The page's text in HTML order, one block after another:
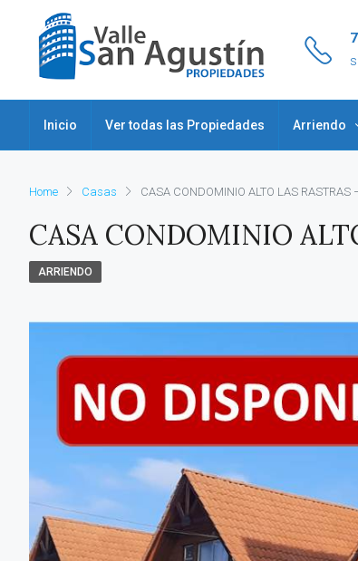
Inicio Ver todas las Propiedades Arriendo
Home Casas CASA CONDOMINIO ALTO LAS RASTRAS
CASA CONDOMINIO
ARRIENDO